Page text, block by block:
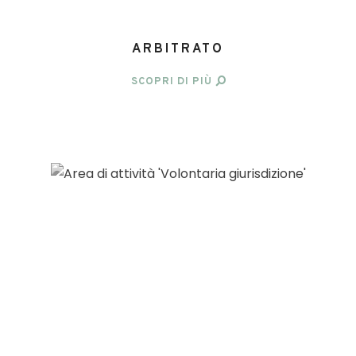
ARBITRATO
SCOPRI DI PIÙ